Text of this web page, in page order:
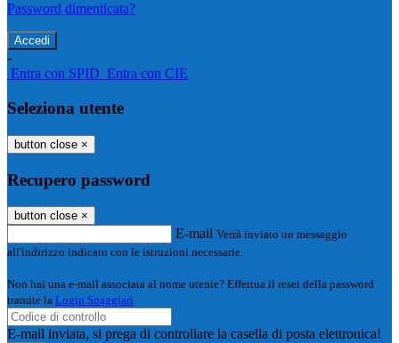
Password dimenticata?
-
Entra con SPID Entra con CIE
Seleziona utente
button close ×
Recupero password
button close ×
E-mail Verrà inviato un messaggio
all'indirizzo indicato con le istruzioni necessarie.
Non hai una e-mail associata al nome utente? Effettua il reset della password
tramite la Login Spaggiari
E-mail inviata, si prega di controllare la casella di posta elettronica!